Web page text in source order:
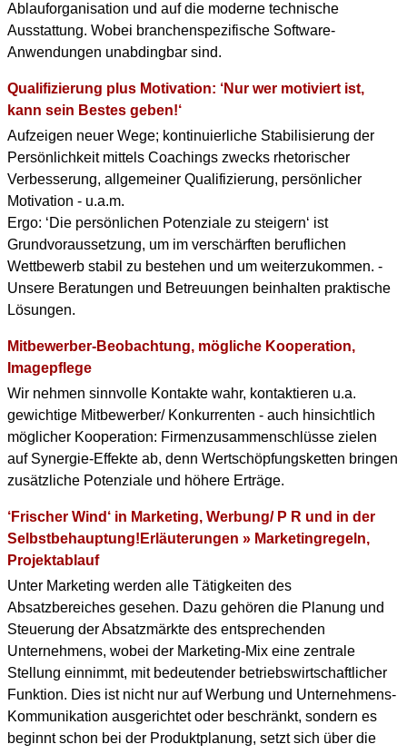
Ablauforganisation und auf die moderne technische
Ausstattung. Wobei branchenspezifische Software-
Anwendungen unabdingbar sind.
Qualifizierung plus Motivation: ‘Nur wer motiviert ist,
kann sein Bestes geben!‘
Aufzeigen neuer Wege; kontinuierliche Stabilisierung der
Persönlichkeit mittels Coachings zwecks rhetorischer
Verbesserung, allgemeiner Qualifizierung, persönlicher
Motivation - u.a.m.
Ergo: ‘Die persönlichen Potenziale zu steigern‘ ist
Grundvoraussetzung, um im verschärften beruflichen
Wettbewerb stabil zu bestehen und um weiterzukommen. -
Unsere Beratungen und Betreuungen beinhalten praktische
Lösungen.
Mitbewerber-Beobachtung, mögliche Kooperation,
Imagepflege
Wir nehmen sinnvolle Kontakte wahr, kontaktieren u.a.
gewichtige Mitbewerber/ Konkurrenten - auch hinsichtlich
möglicher Kooperation: Firmenzusammenschlüsse zielen
auf Synergie-Effekte ab, denn Wertschöpfungsketten bringen
zusätzliche Potenziale und höhere Erträge.
‘Frischer Wind‘ in Marketing, Werbung/ P R und in der
Selbstbehauptung!Erläuterungen » Marketingregeln,
Projektablauf
Unter Marketing werden alle Tätigkeiten des
Absatzbereiches gesehen. Dazu gehören die Planung und
Steuerung der Absatzmärkte des entsprechenden
Unternehmens, wobei der Marketing-Mix eine zentrale
Stellung einnimmt, mit bedeutender betriebswirtschaftlicher
Funktion. Dies ist nicht nur auf Werbung und Unternehmens-
Kommunikation ausgerichtet oder beschränkt, sondern es
beginnt schon bei der Produktplanung, setzt sich über die